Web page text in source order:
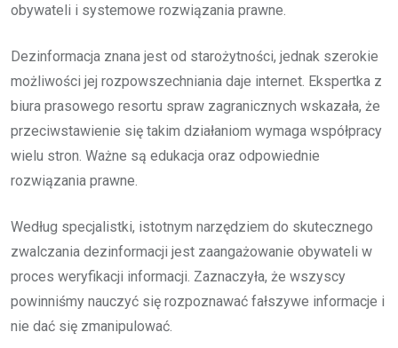
obywateli i systemowe rozwiązania prawne.
Dezinformacja znana jest od starożytności, jednak szerokie
możliwości jej rozpowszechniania daje internet. Ekspertka z
biura prasowego resortu spraw zagranicznych wskazała, że
przeciwstawienie się takim działaniom wymaga współpracy
wielu stron. Ważne są edukacja oraz odpowiednie
rozwiązania prawne.
Według specjalistki, istotnym narzędziem do skutecznego
zwalczania dezinformacji jest zaangażowanie obywateli w
proces weryfikacji informacji. Zaznaczyła, że wszyscy
powinniśmy nauczyć się rozpoznawać fałszywe informacje i
nie dać się zmanipulować.